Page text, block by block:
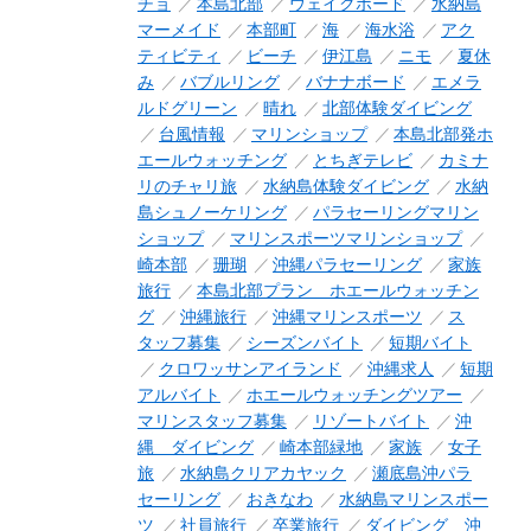
マーメイド
本部町 海 海水浴
アク
ティビティ
ビーチ 伊江島 ニモ
夏休
み
バブルリング バナナボード
エメラ
ルドグリーン
晴れ
北部体験ダイビング
台風情報
マリンショップ
本島北部発ホ
エールウォッチング
とちぎテレビ
カミナ
リのチャリ旅
水納島体験ダイビング
水納
島シュノーケリング
パラセーリングマリン
ショップ
マリンスポーツマリンショップ
崎本部
珊瑚 沖縄パラセーリング
家族
旅行
本島北部プラン ホエールウォッチン
グ
沖縄旅行 沖縄マリンスポーツ
ス
タッフ募集
シーズンバイト
短期バイト
クロワッサンアイランド
沖縄求人
短期
アルバイト
ホエールウォッチングツアー
マリンスタッフ募集
リゾートバイト
沖
縄 ダイビング
崎本部緑地 家族
女子
旅
水納島クリアカヤック
瀬底島沖パラ
セーリング
おきなわ
水納島マリンスポー
ツ
社員旅行 卒業旅行 ダイビング 沖